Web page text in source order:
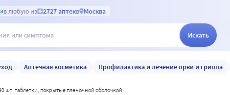
в любую из 2727 аптекв Москва
Искать
Аптечная косметика Профилактика и лечение орви и гриппа
90 шт. таблетки, покрытые пленочной оболочкой